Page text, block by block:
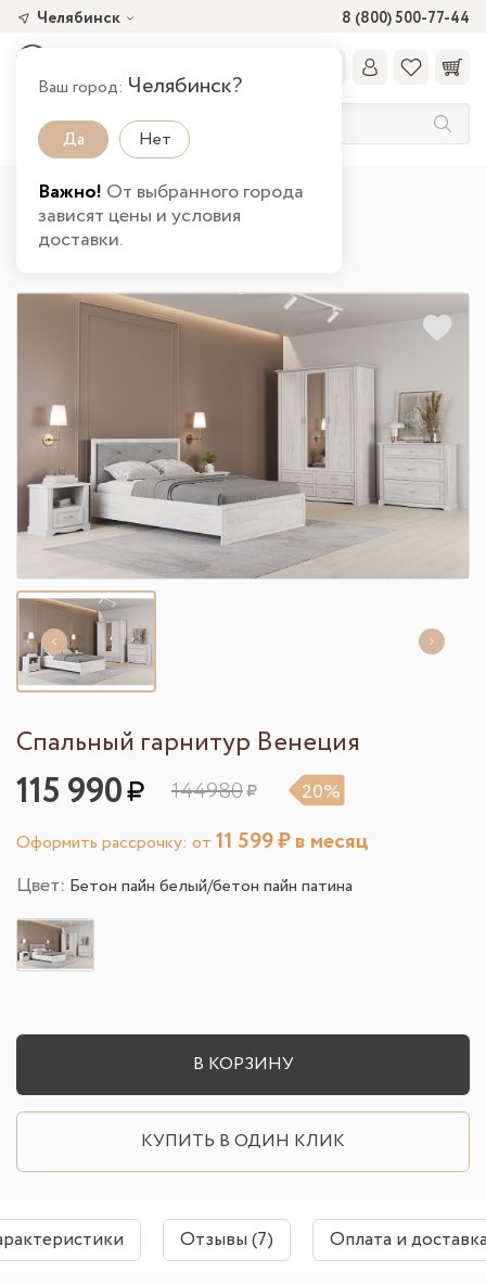
8 (800) 500-77-44
Челябинск
Ваш город: Челябинск?
Да Нет
Важно! От выбранного города
зависят цены и условия
доставки.
Главная Каталог товаров
Спальня
Спальные гарнитуры
Спальный гарнитур Венеция в Челябинске
Спальный гарнитур Венеция
115 990 144980 20%
Оформить рассрочку: от 11 599₽ в месяц
Цвет: Бетон пайн белый/бетон пайн патина
В КОРЗИНУ
КУПИТЬ В ОДИН КЛИК
Отзывы (7) Оплата и